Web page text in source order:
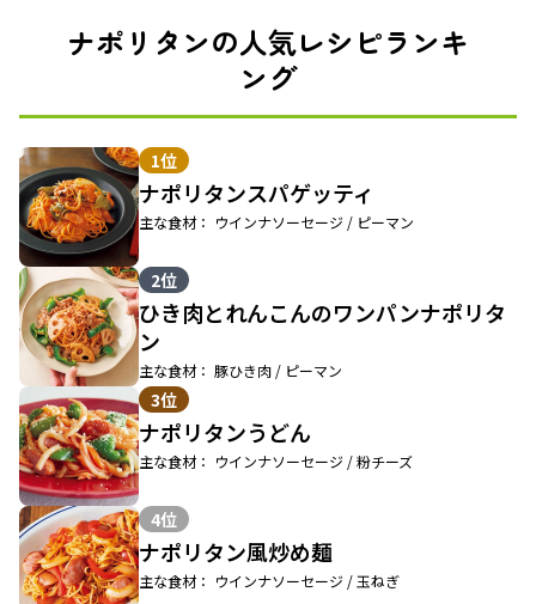
ナポリタンの人気レシピランキ
ング
1位
ナポリタンスパゲッティ
主な食材： ウインナソーセージ / ピーマン
2位
ひき肉とれんこんのワンパンナポリタ
ン
主な食材： 豚ひき肉 / ピーマン
3位
ナポリタンうどん
主な食材： ウインナソーセージ / 粉チーズ
4位
ナポリタン風炒め麺
主な食材： ウインナソーセージ / 玉ねぎ